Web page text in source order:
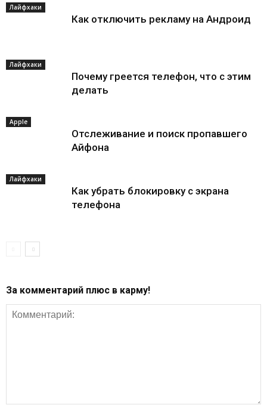
Лайфхаки
Как отключить рекламу на Андроид
Лайфхаки
Почему греется телефон, что с этим
делать
Apple
Отслеживание и поиск пропавшего
Айфона
Лайфхаки
Как убрать блокировку с экрана
телефона
За комментарий плюс в карму!